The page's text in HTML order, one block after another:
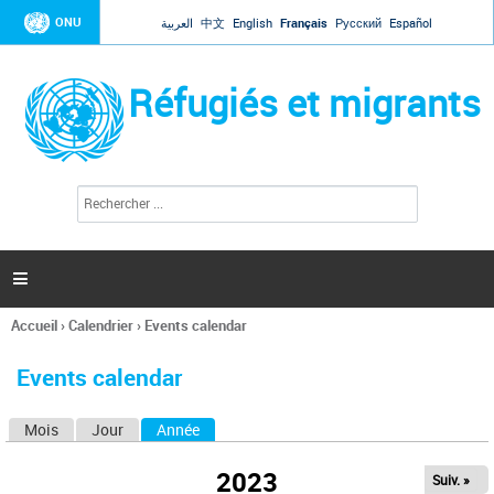
Jump to navigation
ONU العربية 中文 English Français Русский Español
Réfugiés et migrants
l
c
h
e

Vous
ici
Accueil›Calendrier› Events calendar
Events calendar
Mois Jour Année
2023 Suiv. »